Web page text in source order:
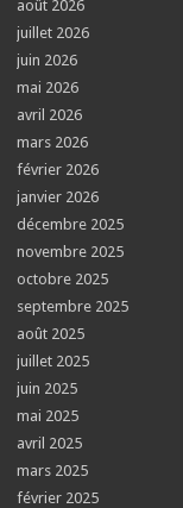
août 2026
juillet 2026
juin 2026
mai 2026
avril 2026
mars 2026
février 2026
janvier 2026
décembre 2025
novembre 2025
octobre 2025
septembre 2025
août 2025
juillet 2025
juin 2025
mai 2025
avril 2025
mars 2025
février 2025